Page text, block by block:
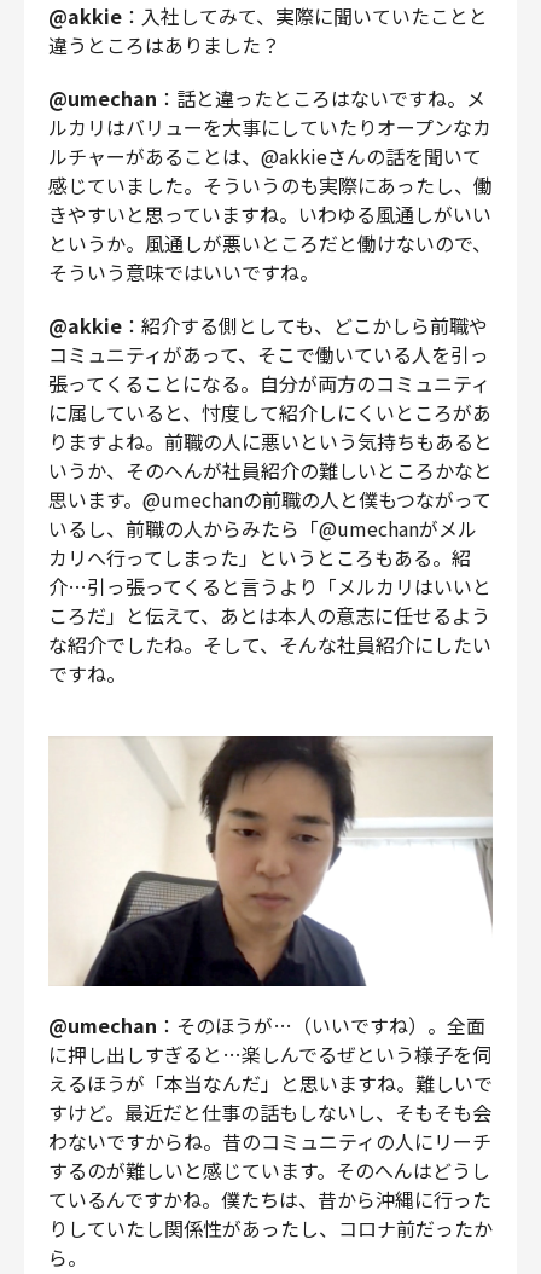
@akkie ：入社してみて、実際に聞いていたことと
違うところはありました？
@umechan ：話と違ったところはないですね。メ
ルカリはバリューを大事にしていたりオープンなカ
ルチャーがあることは、@akkieさんの話を聞いて
感じていました。そういうのも実際にあったし、働
きやすいと思っていますね。いわゆる風通しがいい
というか。風通しが悪いところだと働けないので、
そういう意味ではいいですね。
@akkie ：紹介する側としても、どこかしら前職や
コミュニティがあって、そこで働いている人を引っ
張ってくることになる。自分が両方のコミュニティ
に属していると、忖度して紹介しにくいところがあ
りますよね。前職の人に悪いという気持ちもあると
いうか、そのへんが社員紹介の難しいところかなと
思います。@umechanの前職の人と僕もつながって
いるし、前職の人からみたら「@umechanがメル
カリへ行ってしまった」というところもある。紹
介…引っ張ってくると言うより「メルカリはいいと
ころだ」と伝えて、あとは本人の意志に任せるよう
な紹介でしたね。そして、そんな社員紹介にしたい
ですね。
@umechan ：そのほうが…（いいですね）。全面
に押し出しすぎると…楽しんでるぜという様子を伺
えるほうが「本当なんだ」と思いますね。難しいで
すけど。最近だと仕事の話もしないし、そもそも会
わないですからね。昔のコミュニティの人にリーチ
するのが難しいと感じています。そのへんはどうし
ているんですかね。僕たちは、昔から沖縄に行った
りしていたし関係性があったし、コロナ前だったか
ら。